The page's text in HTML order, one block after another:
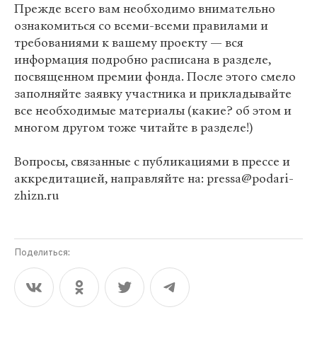
Прежде всего вам необходимо внимательно
ознакомиться со всеми-всеми правилами и
требованиями к вашему проекту — вся
информация подробно расписана в разделе,
посвященном премии фонда. После этого смело
заполняйте заявку участника и прикладывайте
все необходимые материалы (какие? об этом и
многом другом тоже читайте в разделе!)
Вопросы, связанные с публикациями в прессе и
аккредитацией, направляйте на: pressa@podari-
zhizn.ru
Поделиться: